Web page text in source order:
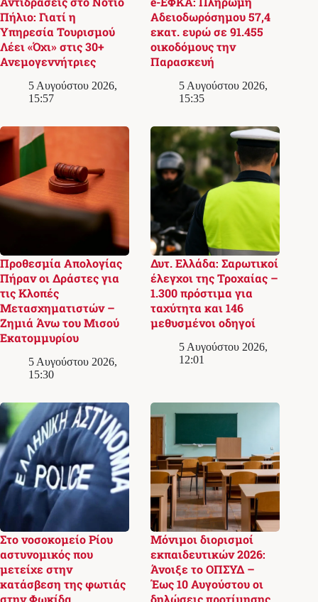
Πήλιο: Γιατί η
Υπηρεσία Τουρισμού
Λέει «Όχι» στις 30+
Ανεμογεννήτριες
5 Αυγούστου 2026,
15:57
Αδειοδωρόσημου 57,4
εκατ. ευρώ σε 91.455
οικοδόμους την
Παρασκευή
5 Αυγούστου 2026,
15:35
Προθεσμία Απολογίας
Πήραν οι Δράστες για
τις Κλοπές
Μετασχηματιστών –
Ζημιά Άνω του Μισού
Εκατομμυρίου
5 Αυγούστου 2026,
15:30
Δυτ. Ελλάδα: Σαρωτικοί
έλεγχοι της Τροχαίας –
1.300 πρόστιμα για
ταχύτητα και 146
μεθυσμένοι οδηγοί
5 Αυγούστου 2026,
12:01
Στο νοσοκομείο Ρίου
αστυνομικός που
μετείχε στην
κατάσβεση της φωτιάς
στην Φωκίδα
Μόνιμοι διορισμοί
εκπαιδευτικών 2026:
Άνοιξε το ΟΠΣΥΔ –
Έως 10 Αυγούστου οι
δηλώσεις προτίμησης